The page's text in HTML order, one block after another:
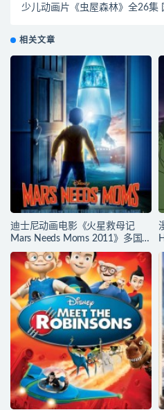
少儿动画片《虫屋森林》全26集
相关文章
迪士尼动画电影《火星救母记
Mars Needs Moms 2011》多国
语言(含国语)+多国字幕(含中文)
官方纯净收藏版
720P/MKV/3.89G 动画片下载